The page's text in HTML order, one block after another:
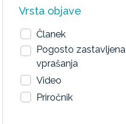
Vrsta objave
Članek
Pogosto zastavljena
vprašanja
Video
Priročnik